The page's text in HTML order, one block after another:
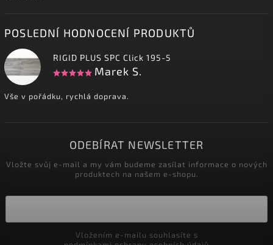
POSLEDNÍ HODNOCENÍ PRODUKTŮ
RIGID PLUS SPC Click 195-5
Marek S.
Vše v pořádku, rychlá doprava.
ODEBÍRAT NEWSLETTER
Vložte svůj e-mail a my vám budeme zasílat informace o nových
produktech na našem e-shopu.